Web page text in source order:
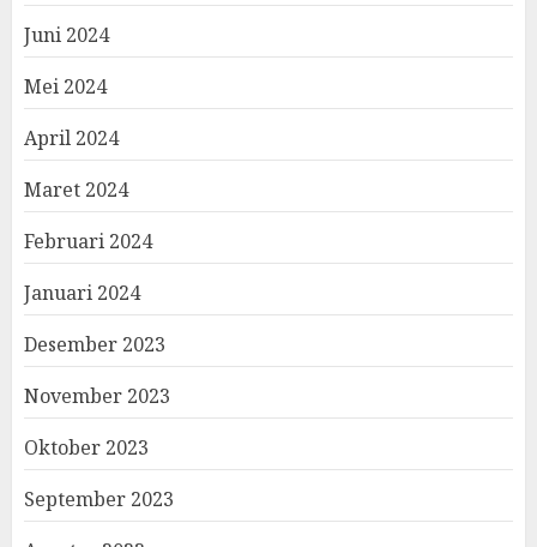
Juni 2024
Mei 2024
April 2024
Maret 2024
Februari 2024
Januari 2024
Desember 2023
November 2023
Oktober 2023
September 2023